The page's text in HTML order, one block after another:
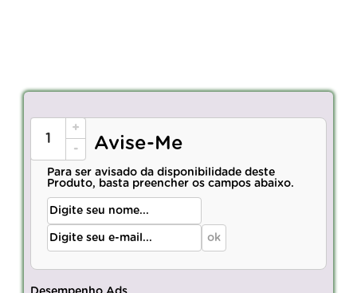
+
-
Avise-Me
Para ser avisado da disponibilidade deste
Produto, basta preencher os campos abaixo.